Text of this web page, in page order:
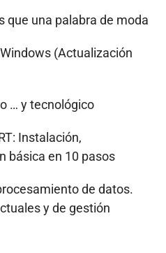
que una palabra de moda
(Actualización
… y tecnológico
Instalación,
básica en 10 pasos
de datos.
y de gestión